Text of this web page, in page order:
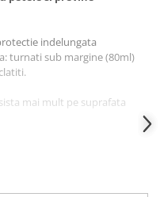
indelungata
turnati sub margine (80ml)
mai mult pe suprafata
bucatarii (chiuveta/cada):
apoi clatiti bine.